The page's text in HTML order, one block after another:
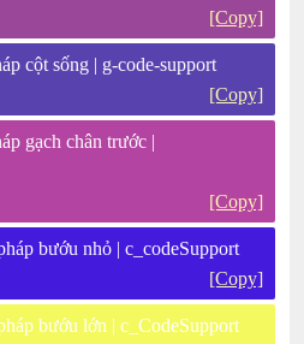
[Copy]
cột sống | g-code-support
[Copy]
gạch chân trước |
[Copy]
bướu nhỏ | c_codeSupport
[Copy]
bướu lớn | c_CodeSupport